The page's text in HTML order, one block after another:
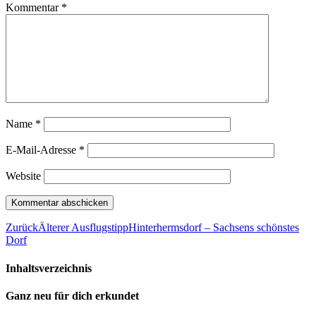
Kommentar *
Name *
E-Mail-Adresse *
Website
ZurückÄlterer AusflugstippHinterhermsdorf – Sachsens schönstes
Dorf
Inhaltsverzeichnis
Ganz neu für dich erkundet